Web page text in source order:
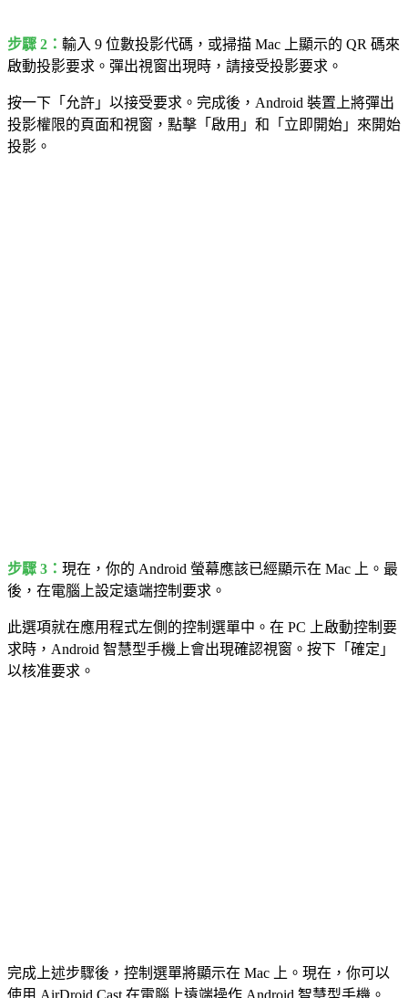
步驟 2： 輸入 9 位數投影代碼，或掃描 Mac 上顯示的 QR 碼來
啟動投影要求。彈出視窗出現時，請接受投影要求。
按一下「允許」以接受要求。完成後，Android 裝置上將彈出
投影權限的頁面和視窗，點擊「啟用」和「立即開始」來開始
投影。
步驟 3： 現在，你的 Android 螢幕應該已經顯示在 Mac 上。最
後，在電腦上設定遠端控制要求。
此選項就在應用程式左側的控制選單中。在 PC 上啟動控制要
求時，Android 智慧型手機上會出現確認視窗。按下「確定」
以核准要求。
完成上述步驟後，控制選單將顯示在 Mac 上。現在，你可以
使用 AirDroid Cast 在電腦上遠端操作 Android 智慧型手機。